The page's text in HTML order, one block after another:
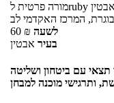
מורה פרטיתלruby
המרכז האקדמי לב
60 ₪ לשעה
בעיר אבטין
תצאי עם ביטחון ושליטה